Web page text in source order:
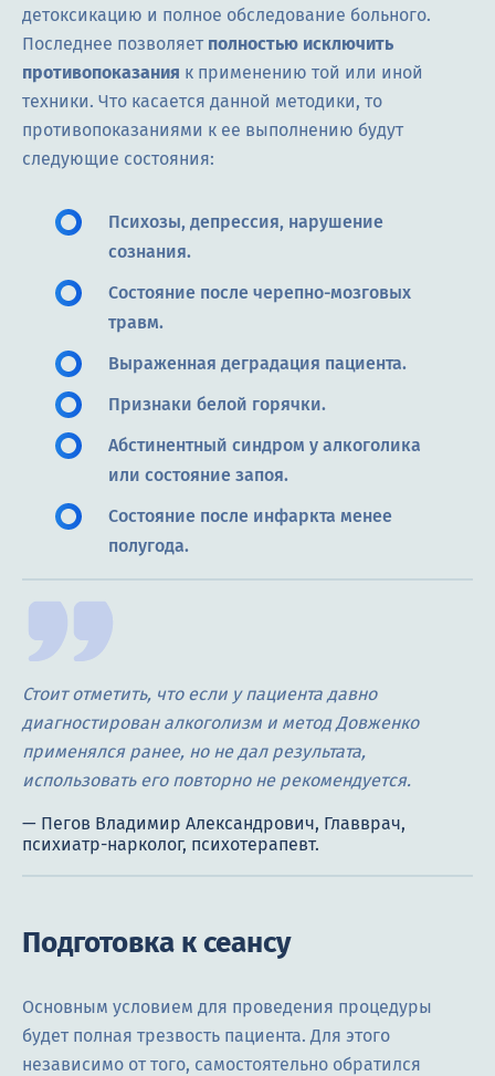
детоксикацию и полное обследование больного.
Последнее позволяет полностью исключить
противопоказания к применению той или иной
техники. Что касается данной методики, то
противопоказаниями к ее выполнению будут
следующие состояния:
Психозы, депрессия, нарушение
сознания.
Состояние после черепно-мозговых
травм.
Выраженная деградация пациента.
Признаки белой горячки.
Абстинентный синдром у алкоголика
или состояние запоя.
Состояние после инфаркта менее
полугода.
Стоит отметить, что если у пациента давно
диагностирован алкоголизм и метод Довженко
применялся ранее, но не дал результата,
использовать его повторно не рекомендуется.
Подготовка к сеансу
Основным условием для проведения процедуры
будет полная трезвость пациента. Для этого
независимо от того, самостоятельно обратился